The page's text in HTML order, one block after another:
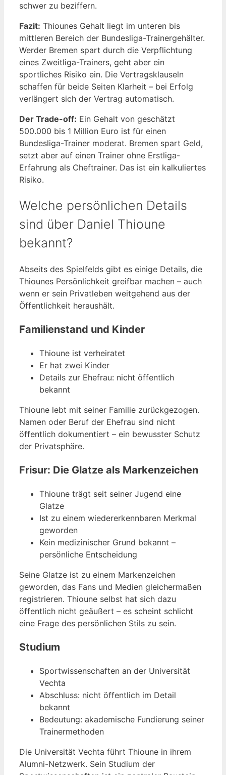
schwer zu beziffern.
Fazit: Thiounes Gehalt liegt im unteren bis
mittleren Bereich der Bundesliga-Trainergehälter.
Werder Bremen spart durch die Verpflichtung
eines Zweitliga-Trainers, geht aber ein
sportliches Risiko ein. Die Vertragsklauseln
schaffen für beide Seiten Klarheit – bei Erfolg
verlängert sich der Vertrag automatisch.
Der Trade-off: Ein Gehalt von geschätzt
500.000 bis 1 Million Euro ist für einen
Bundesliga-Trainer moderat. Bremen spart Geld,
setzt aber auf einen Trainer ohne Erstliga-
Erfahrung als Cheftrainer. Das ist ein kalkuliertes
Risiko.
Welche persönlichen Details
sind über Daniel Thioune
bekannt?
Abseits des Spielfelds gibt es einige Details, die
Thiounes Persönlichkeit greifbar machen – auch
wenn er sein Privatleben weitgehend aus der
Öffentlichkeit heraushält.
Familienstand und Kinder
Thioune ist verheiratet
Er hat zwei Kinder
Details zur Ehefrau: nicht öffentlich
bekannt
Thioune lebt mit seiner Familie zurückgezogen.
Namen oder Beruf der Ehefrau sind nicht
öffentlich dokumentiert – ein bewusster Schutz
der Privatsphäre.
Frisur: Die Glatze als Markenzeichen
Thioune trägt seit seiner Jugend eine
Glatze
Ist zu einem wiedererkennbaren Merkmal
geworden
Kein medizinischer Grund bekannt –
persönliche Entscheidung
Seine Glatze ist zu einem Markenzeichen
geworden, das Fans und Medien gleichermaßen
registrieren. Thioune selbst hat sich dazu
öffentlich nicht geäußert – es scheint schlicht
eine Frage des persönlichen Stils zu sein.
Studium
Sportwissenschaften an der Universität
Vechta
Abschluss: nicht öffentlich im Detail
bekannt
Bedeutung: akademische Fundierung seiner
Trainermethoden
Die Universität Vechta führt Thioune in ihrem
Alumni-Netzwerk. Sein Studium der